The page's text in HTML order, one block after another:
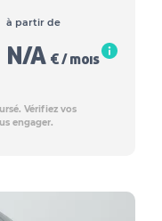
à partir de
N/A € / mois
Vérifiez vos
engager.